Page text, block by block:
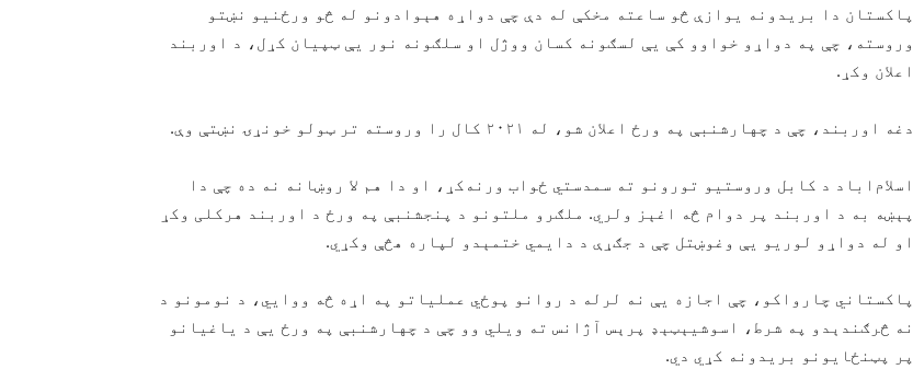
پاکستان دا بریدونه یوازې څو ساعته مخکې له دې چې دواړه هېوادونو له څو ورځنیو نښتو
وروسته، چې په دواړو خواوو کې یې لسګونه کسان ووژل او سلګونه نور یې ټپیان کړل، د اوربند
اعلان وکړ.
دغه اوربند، چې د چهارشنبې په ورځ اعلان شو، له ۲۰۲۱ کال را وروسته تر ټولو خونړۍ نښتې وې.
اسلام‌اباد د کابل وروستیو تورونو ته سمدستي ځواب ورنه‌کړ، او دا هم لا روښانه نه ده چې دا
پېښه به د اوربند پر دوام څه اغېز ولري. ملګرو ملتونو د پنجشنبې په ورځ د اوربند هرکلی وکړ
او له دواړو لوریو یې وغوښتل چې د جګړې د دایمي ختمېدو لپاره هڅې وکړي.
پاکستاني چارواکو، چې اجازه یې نه لرله د روانو پوځي عملیاتو په اړه څه ووايي، د نومونو د
نه څرګندېدو په شرط، اسوشیېټېډ پرېس آژانس ته ویلي وو چې د چهارشنبې په ورځ یې د یاغیانو
پر پټنځایونو بریدونه کړي دي.